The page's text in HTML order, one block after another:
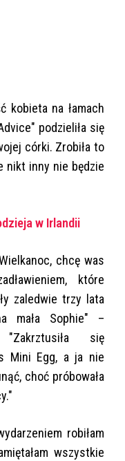
kobieta na łamach
podzieliła się
córki. Zrobiła to
nikt inny nie będzie
w Irlandii
chcę was
które
zaledwie trzy lata
mała Sophie" –
się
Mini Egg, a ja nie
choć próbowała
robiłam
wszystkie